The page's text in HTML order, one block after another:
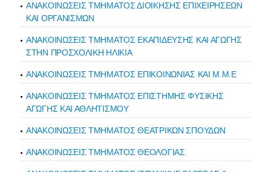
ΑΝΑΚΟΙΝΩΣΕΙΣ ΤΜΗΜΑΤΟΣ ΔΙΟΙΚΗΣΗΣ ΕΠΙΧΕΙΡΗΣΕΩΝ
ΚΑΙ ΟΡΓΑΝΙΣΜΩΝ
ΑΝΑΚΟΙΝΩΣΕΙΣ ΤΜΗΜΑΤΟΣ ΕΚΑΠΙΔΕΥΣΗΣ ΚΑΙ ΑΓΩΓΗΣ
ΣΤΗΝ ΠΡΟΣΧΟΛΙΚΗ ΗΛΙΚΙΑ
ΑΝΑΚΟΙΝΩΣΕΙΣ ΤΜΗΜΑΤΟΣ ΕΠΙΚΟΙΝΩΝΙΑΣ ΚΑΙ Μ.Μ.Ε
ΑΝΑΚΟΙΝΩΣΕΙΣ ΤΜΗΜΑΤΟΣ ΕΠΙΣΤΗΜΗΣ ΦΥΣΙΚΗΣ
ΑΓΩΓΗΣ ΚΑΙ ΑΘΛΗΤΙΣΜΟΥ
ΑΝΑΚΟΙΝΩΣΕΙΣ ΤΜΗΜΑΤΟΣ ΘΕΑΤΡΙΚΩΝ ΣΠΟΥΔΩΝ
ΑΝΑΚΟΙΝΩΣΕΙΣ ΤΜΗΜΑΤΟΣ ΘΕΟΛΟΓΙΑΣ